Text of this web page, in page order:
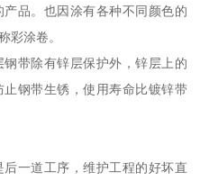
品。也因涂有各种不同颜色的
彩涂卷。
带除有锌层保护外，锌层上的
钢带生锈，使用寿命比镀锌带
一道工序，维护工程的好坏直